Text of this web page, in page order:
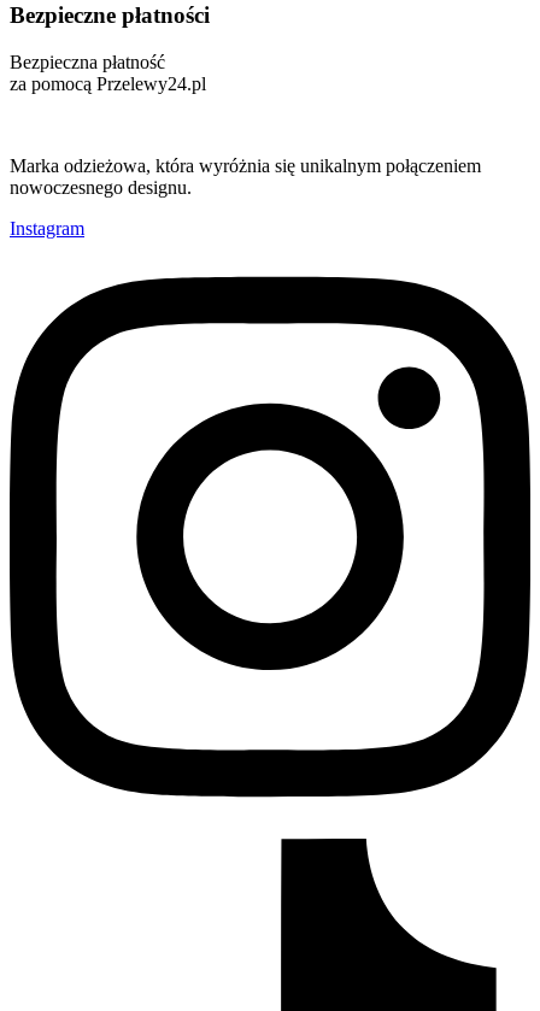
Bezpieczne płatności
Bezpieczna płatność
za pomocą Przelewy24.pl
Marka odzieżowa, która wyróżnia się unikalnym połączeniem
nowoczesnego designu.
Instagram